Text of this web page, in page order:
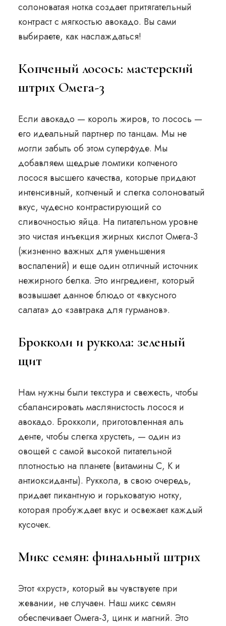
солоноватая нотка создает притягательный
контраст с мягкостью авокадо. Вы сами
выбираете, как наслаждаться!
Копченый лосось: мастерский
штрих Омега-3
Если авокадо — король жиров, то лосось —
его идеальный партнер по танцам. Мы не
могли забыть об этом суперфуде. Мы
добавляем щедрые ломтики копченого
лосося высшего качества, которые придают
интенсивный, копченый и слегка солоноватый
вкус, чудесно контрастирующий со
сливочностью яйца. На питательном уровне
это чистая инъекция жирных кислот Омега-3
(жизненно важных для уменьшения
воспалений) и еще один отличный источник
нежирного белка. Это ингредиент, который
возвышает данное блюдо от «вкусного
салата» до «завтрака для гурманов».
Брокколи и руккола: зеленый
щит
Нам нужны были текстура и свежесть, чтобы
сбалансировать маслянистость лосося и
авокадо. Брокколи, приготовленная аль
денте, чтобы слегка хрустеть, — один из
овощей с самой высокой питательной
плотностью на планете (витамины С, К и
антиоксиданты). Руккола, в свою очередь,
придает пикантную и горьковатую нотку,
которая пробуждает вкус и освежает каждый
кусочек.
Микс семян: финальный штрих
Этот «хруст», который вы чувствуете при
жевании, не случаен. Наш микс семян
обеспечивает Омега-3, цинк и магний. Это